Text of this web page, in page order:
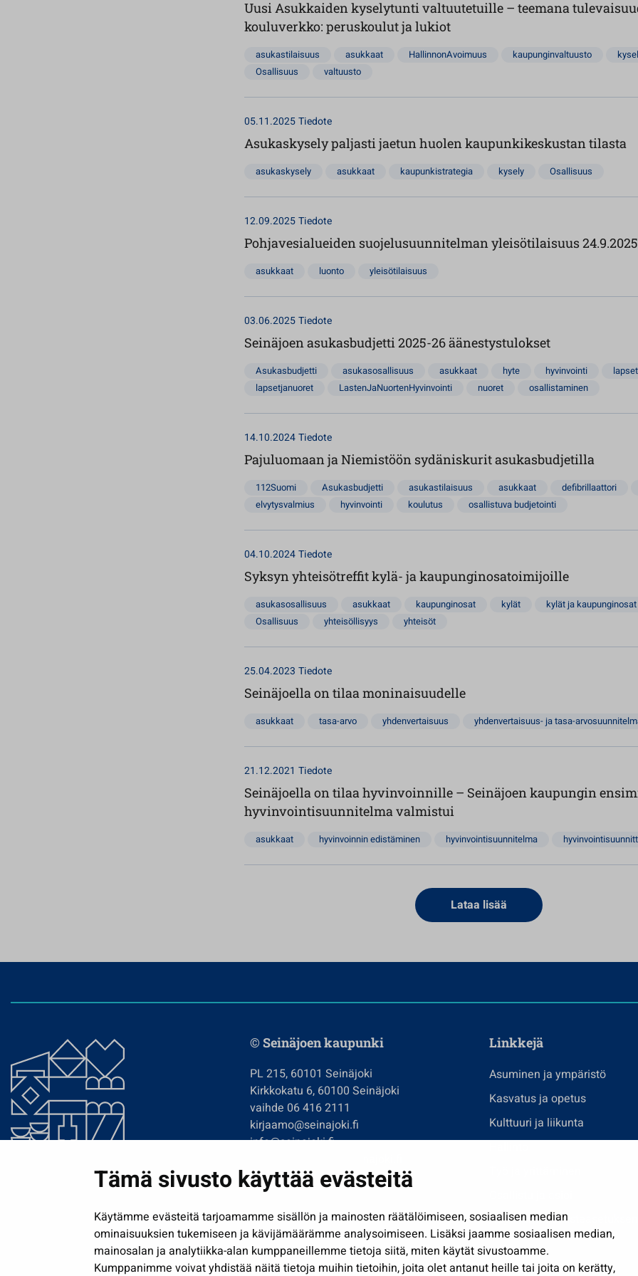
Tämä sivusto käyttää evästeitä
Käytämme evästeitä tarjoamamme sisällön ja mainosten räätälöimiseen, sosiaalisen median
ominaisuuksien tukemiseen ja kävijämäärämme analysoimiseen. Lisäksi jaamme sosiaalisen median,
mainosalan ja analytiikka-alan kumppaneillemme tietoja siitä, miten käytät sivustoamme.
Kumppanimme voivat yhdistää näitä tietoja muihin tietoihin, joita olet antanut heille tai joita on kerätty,
Uusi Asukkaiden kyselytunti valtuutetuille – teemana
kouluverkko: peruskoulut ja lukiot
asukastilaisuus asukkaat HallinnonAvoimuus kaupunginvaltuusto
Osallisuus
valtuusto
05.11.2025Tiedote
Asukaskysely paljasti jaetun huolen kaupunkikeskustan tilasta
asukaskysely asukkaat kaupunkistrategia kysely Osallisuus
12.09.2025Tiedote
Pohjavesialueiden suojelusuunnitelman yleisötilaisuus 24.9.2025
asukkaat luonto yleisötilaisuus
03.06.2025Tiedote
Seinäjoen asukasbudjetti 2025-26 äänestystulokset
Asukasbudjetti asukasosallisuus asukkaat hyte hyvinvointi
lapset
lapsetjanuoret
LastenJaNuortenHyvinvointi nuoret osallistaminen
14.10.2024Tiedote
Pajuluomaan ja Niemistöön sydäniskurit asukasbudjetilla
112Suomi Asukasbudjetti asukastilaisuus asukkaat defibrillaattori
elvytysvalmius
hyvinvointi koulutus osallistuva budjetointi
04.10.2024Tiedote
Syksyn yhteisötreffit kylä- ja kaupunginosatoimijoille
asukasosallisuus asukkaat kaupunginosat kylät
kylät ja kaupunginosat
Osallisuus
yhteisöllisyys yhteisöt
25.04.2023 Tiedote
Seinäjoella on tilaa moninaisuudelle
asukkaat tasa-arvo yhdenvertaisuus yhdenvertaisuus- ja tasa-
21.12.2021 Tiedote
Seinäjoella on tilaa hyvinvoinnille – Seinäjoen kaupungin
hyvinvointisuunnitelma valmistui
asukkaat hyvinvoinnin edistäminen hyvinvointisuunnitelma
Lataa lisää
© Seinäjoen kaupunki
PL 215, 60101 Seinäjoki
Kirkkokatu 6, 60100 Seinäjoki
vaihde 06 416 2111
kirjaamo@seinajoki.fi
info@seinajoki.fi
Tilaa uutiskirje
Linkkejä
Asuminen ja ympäristö
Kasvatus ja opetus
Kulttuuri ja liikunta
Näytä omat evästeasetukseni